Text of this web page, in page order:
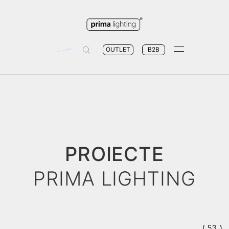
OUTLET B2B
PROIECTE
PRIMA LIGHTING